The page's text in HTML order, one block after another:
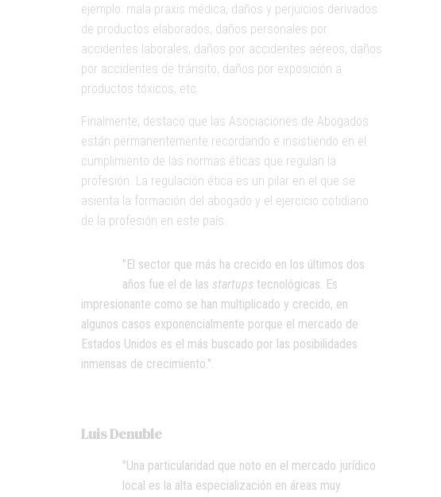
ejemplo: mala praxis médica, daños y perjuicios derivados
de productos elaborados, daños personales por
accidentes laborales, daños por accidentes aéreos, daños
por accidentes de tránsito, daños por exposición a
productos tóxicos, etc.
Finalmente, destaco que las Asociaciones de Abogados
están permanentemente recordando e insistiendo en el
cumplimiento de las normas éticas que regulan la
profesión. La regulación ética es un pilar en el que se
asienta la formación del abogado y el ejercicio cotidiano
de la profesión en este país.
"El sector que más ha crecido en los últimos dos
años fue el de las startups tecnológicas. Es
impresionante como se han multiplicado y crecido, en
algunos casos exponencialmente porque el mercado de
Estados Unidos es el más buscado por las posibilidades
inmensas de crecimiento.".
Luis Denuble
"Una particularidad que noto en el mercado jurídico
local es la alta especialización en áreas muy